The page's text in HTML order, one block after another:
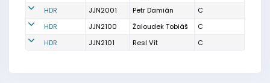
HDR JJN2001 Petr Damián
C
HDR
JJN2100 Žaloudek Tobiáš
C
HDR
JJN2101 Resl Vít C